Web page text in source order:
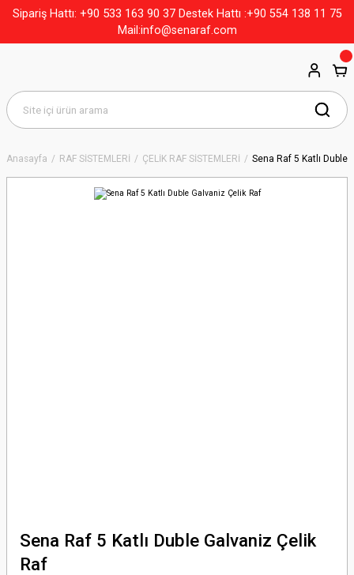
Sipariş Hattı: +90 533 163 90 37Destek Hattı :+90 554 138 11 75
Mail:info@senaraf.com
Anasayfa RAF SİSTEMLERİ ÇELİK RAF SİSTEMLERİ Sena Raf 5 Katlı Duble
Sena Raf 5 Katlı Duble Galvaniz Çelik
Raf